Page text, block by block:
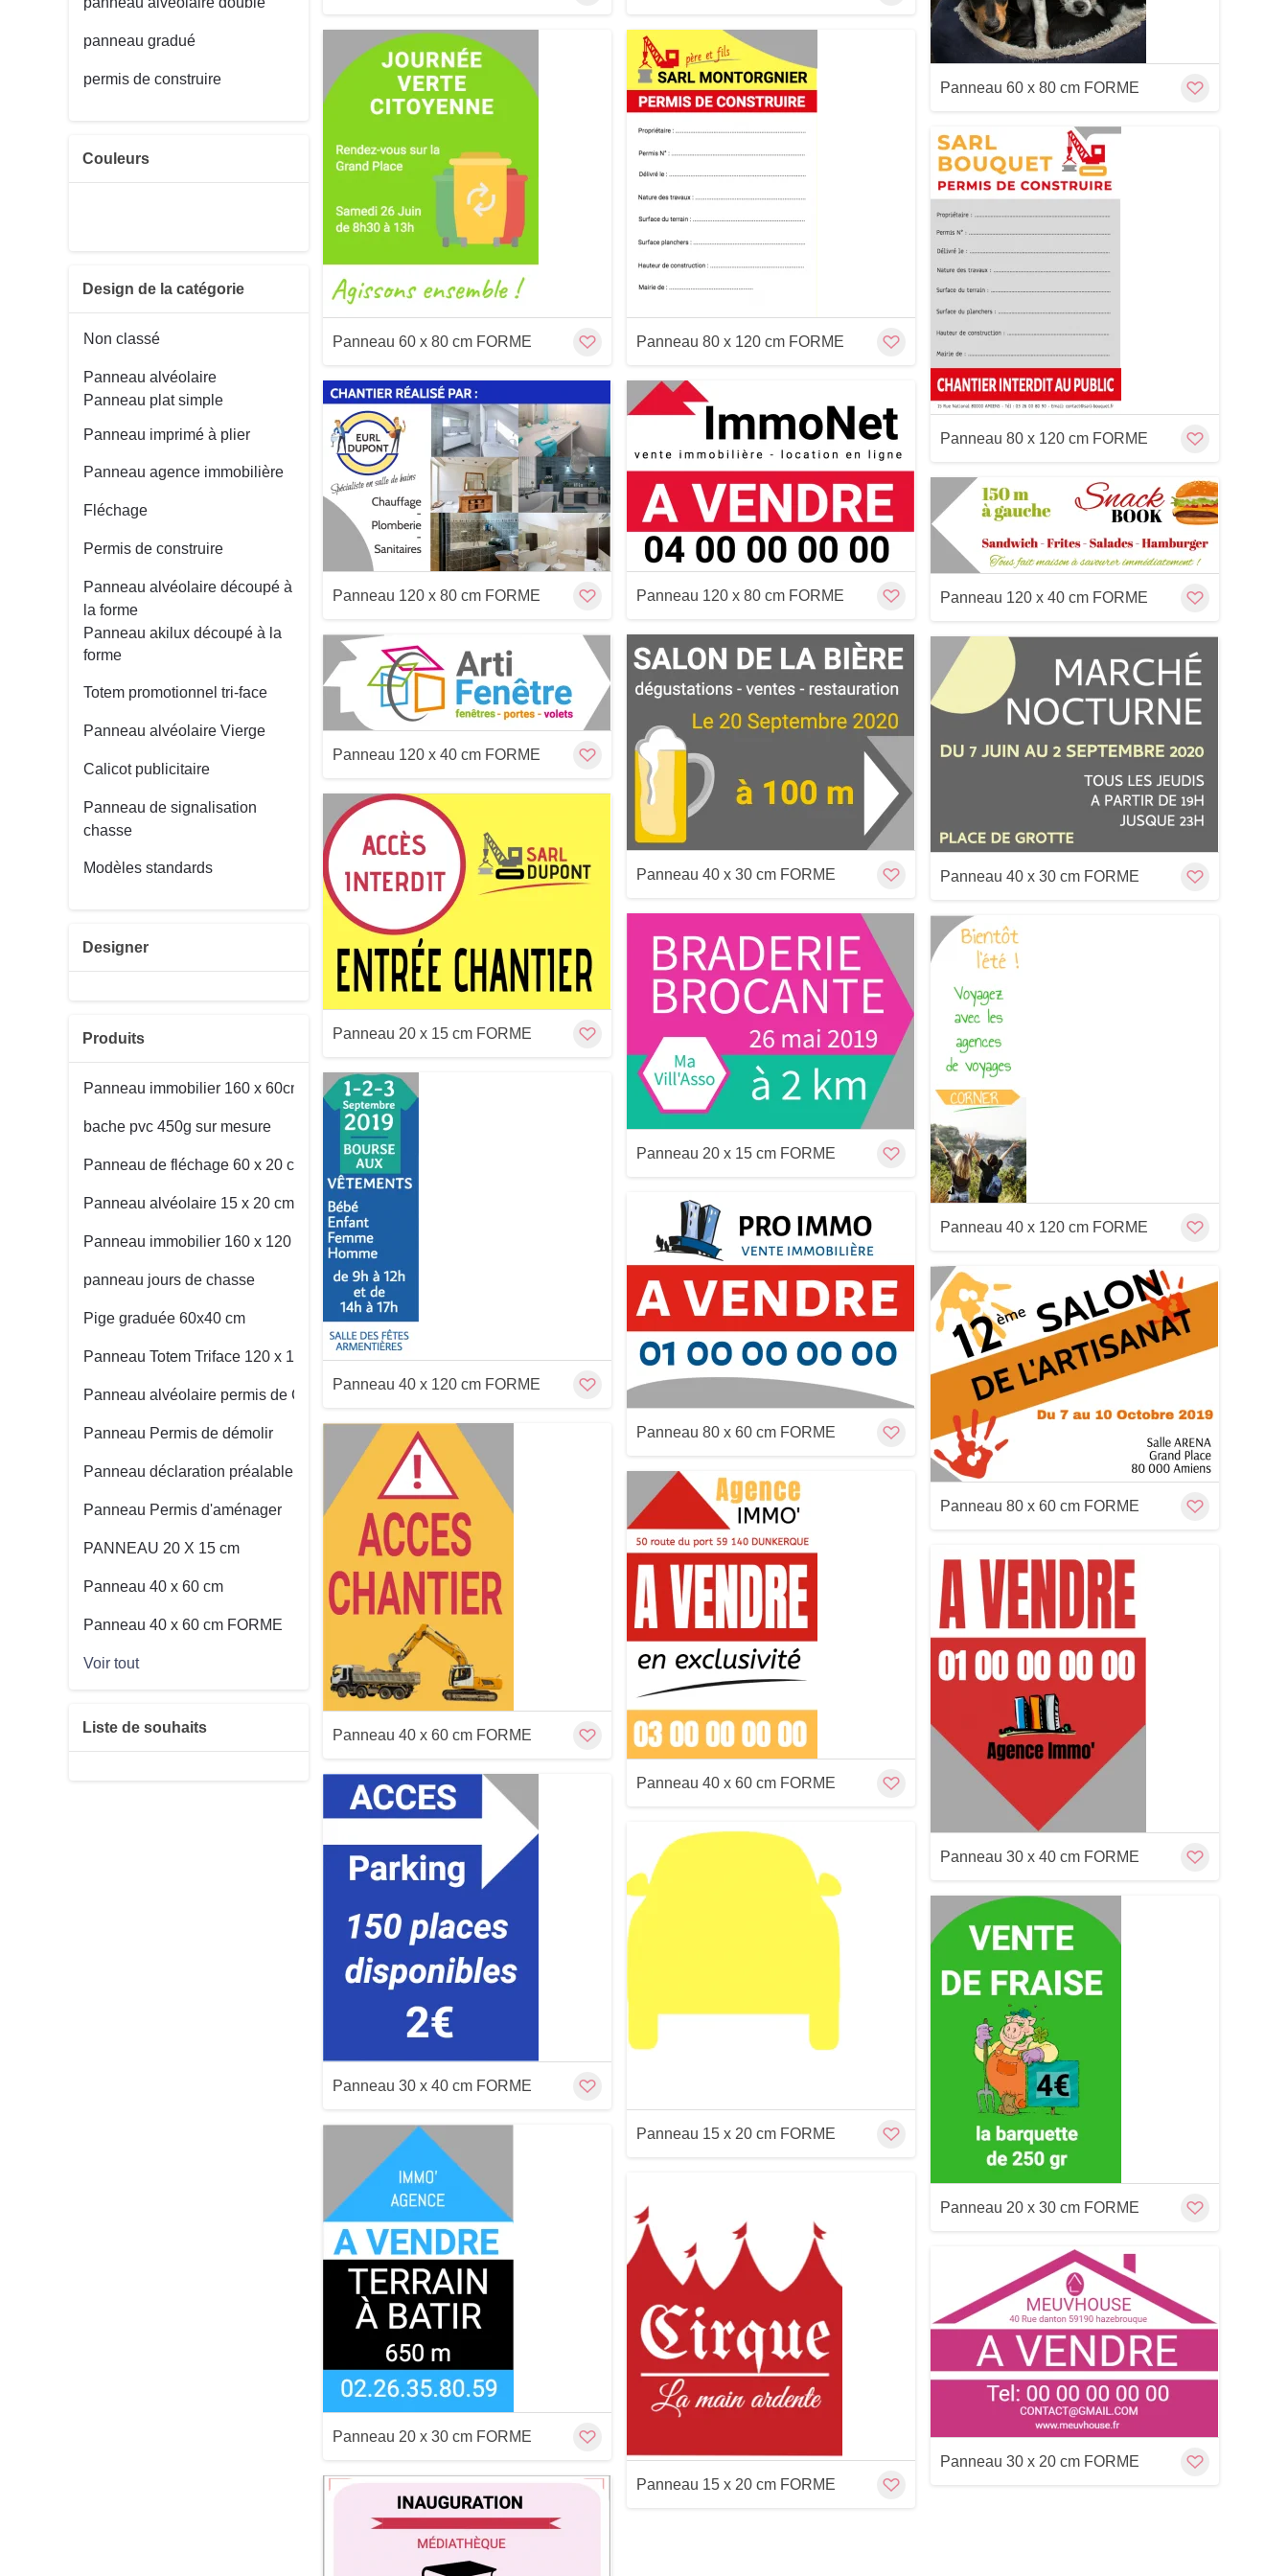
panneau gradué
permis de construire
Couleurs
Design de la catégorie
Non classé
Panneau alvéolaire
Panneau plat simple
Panneau imprimé à plier
Panneau agence immobilière
Fléchage
Permis de construire
Panneau alvéolaire découpé à
la forme
Panneau akilux découpé à la
forme
Totem promotionnel tri-face
Panneau alvéolaire Vierge
Calicot publicitaire
Panneau de signalisation
chasse
Modèles standards
Designer
Produits
Panneau immobilier 160 x 60cm
bache pvc 450g sur mesure
Panneau de fléchage 60 x 20 cm
Panneau alvéolaire 15 x 20 cm
Panneau immobilier 160 x 120 cm
panneau jours de chasse
Pige graduée 60x40 cm
Panneau Totem Triface 120 x 160 cm
Panneau alvéolaire permis de Construire
Panneau Permis de démolir
Panneau déclaration préalable
Panneau Permis d'aménager
PANNEAU 20 X 15 cm
Panneau 40 x 60 cm
Panneau 40 x 60 cm FORME
Voir tout
Liste de souhaits
Panneau 60 x 80 cm FORME
Customize
Panneau 60 x 80 cm FORME
Aperçu Customize
Panneau 80 x 120 cm FORME
Panneau 80 x 120 cm FORME
Aperçu Customize
Panneau 120 x 80 cm FORME
Aperçu Customize
Panneau 120 x 80 cm FORME
Aperçu
Panneau 120 x 40 cm FORME
Aperçu Customize
Panneau 120 x 40 cm FORME
Customize
Panneau 40 x 30 cm FORME
Panneau 40 x 30 cm FORME
Panneau 20 x 15 cm FORME
Customize
Panneau 20 x 15 cm FORME
Aperçu
Panneau 40 x 120 cm FORME
Customize
Panneau 40 x 120 cm FORME
Customize
Panneau 80 x 60 cm FORME
Panneau 80 x 60 cm FORME
Customize
Panneau 40 x 60 cm FORME
Aperçu Customize
Panneau 40 x 60 cm FORME
Panneau 30 x 40 cm FORME
Panneau 30 x 40 cm FORME
Aperçu Customize
Panneau 15 x 20 cm FORME
Aperçu
Panneau 20 x 30 cm FORME
Customize
Panneau 20 x 30 cm FORME
Customize
Panneau 15 x 20 cm FORME
Aperçu
Panneau 30 x 20 cm FORME